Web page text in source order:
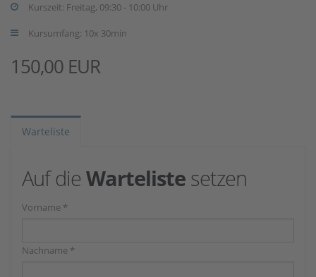
Kurszeit: Freitag, 09:30 - 10:00 Uhr
Kursumfang: 10x 30min
150,00 EUR
Warteliste
Auf die Warteliste setzen
Vorname *
Nachname *